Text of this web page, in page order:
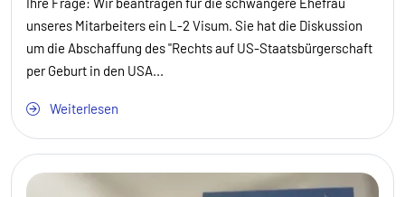
unseres Mitarbeiters ein L-2 Visum. Sie hat die Diskussion
um die Abschaffung des "Rechts auf US-Staatsbürgerschaft
per Geburt in den USA...
Weiterlesen